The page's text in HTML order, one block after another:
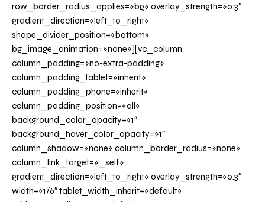
row_border_radius_applies=»bg» overlay_strength=»0.3″
gradient_direction=»left_to_right»
shape_divider_position=»bottom»
bg_image_animation=»none»][vc_column
column_padding=»no-extra-padding»
column_padding_tablet=»inherit»
column_padding_phone=»inherit»
column_padding_position=»all»
background_color_opacity=»1″
background_hover_color_opacity=»1″
column_shadow=»none» column_border_radius=»none»
column_link_target=»_self»
gradient_direction=»left_to_right» overlay_strength=»0.3″
width=»1/6″ tablet_width_inherit=»default»